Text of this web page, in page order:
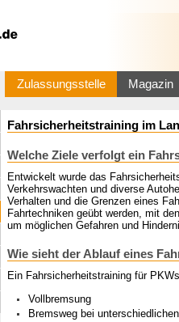
Zulassungsstelle Magazin
Fahrsicherheitstraining im
Welche Ziele verfolgt ein
Entwickelt wurde das
Verkehrswachten und diverse
Verhalten und die Grenzen eines
Fahrtechniken geübt werden, mit
um möglichen Gefahren und
Wie sieht der Ablauf eines
Ein Fahrsicherheitstraining für
Vollbremsung
Bremsweg bei